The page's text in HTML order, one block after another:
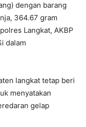
dengan barang
364.67 gram
Langkat, AKBP
dalam
langkat tetap beri
menyatakan
gelap